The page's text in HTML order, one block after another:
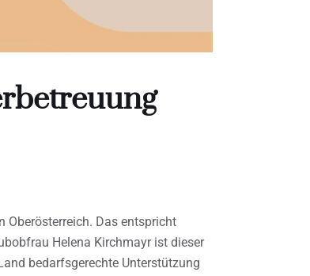
Oberösterreich. Das entspricht
Helena Kirchmayr ist dieser
bedarfsgerechte Unterstützung